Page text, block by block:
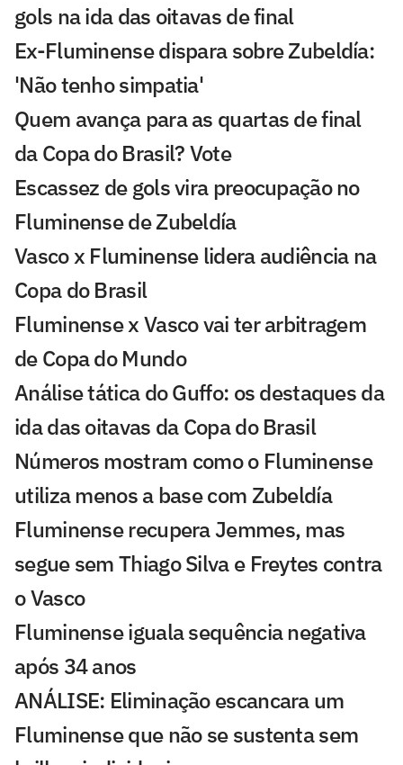
gols na ida das oitavas de final
Ex-Fluminense dispara sobre Zubeldía:
'Não tenho simpatia'
Quem avança para as quartas de final
da Copa do Brasil? Vote
Escassez de gols vira preocupação no
Fluminense de Zubeldía
Vasco x Fluminense lidera audiência na
Copa do Brasil
Fluminense x Vasco vai ter arbitragem
de Copa do Mundo
Análise tática do Guffo: os destaques da
ida das oitavas da Copa do Brasil
Números mostram como o Fluminense
utiliza menos a base com Zubeldía
Fluminense recupera Jemmes, mas
segue sem Thiago Silva e Freytes contra
o Vasco
Fluminense iguala sequência negativa
após 34 anos
ANÁLISE: Eliminação escancara um
Fluminense que não se sustenta sem